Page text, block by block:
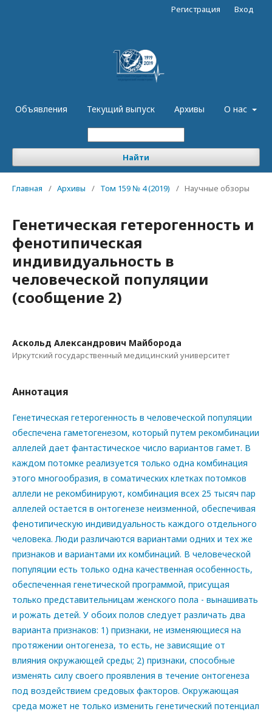
Объявления Текущий выпуск Архивы О нас
Найти
Регистрация Вход
Главная / Архивы / Том 159 № 4 (2019) / Научные обзоры
Генетическая гетерогенность и
фенотипическая
индивидуальность в
человеческой популяции
(сообщение 2)
Аскольд Александрович Майборода
Иркутский государственный медицинский университет
Аннотация
Генетическая гетерогенность в человеческой популяции
обеспечена гаметогенезом, который путем рекомбинации
аллелей дает фантастическое число вариантов гамет. В
каждом потомке реализуется только одна комбинация
этого многообразия, в соматических клетках потомков
аллели не рекомбинируют, комбинация всех 25 тысяч пар
аллелей остается в онтогенезе неизменной, обеспечивая
фенотипическую индивидуальность каждого отдельного
человека. Люди различаются вариантами одних и тех же
признаков и вариантами их комбинаций. В человеческой
популяции есть только одна качественная особенность,
обеспеченная генетической программой, присущая
только представительницам женского пола - вынашивать
и рожать детей. У обоих полов следует различать два
варианта признаков: 1) признаки, не изменяющиеся на
протяжении онтогенеза, то есть, не зависящие от
влияния окружающей среды; 2) признаки, способные
изменять силу своего проявления в течение онтогенеза
под воздействием средовых факторов. Окружающая
среда может не только изменить генетический потенциал